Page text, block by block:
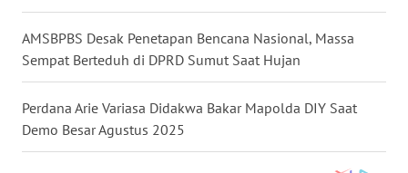
AMSBPBS Desak Penetapan Bencana Nasional, Massa
Sempat Berteduh di DPRD Sumut Saat Hujan
Perdana Arie Variasa Didakwa Bakar Mapolda DIY Saat
Demo Besar Agustus 2025
WN